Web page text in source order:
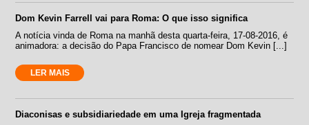
Dom Kevin Farrell vai para Roma: O que isso significa
A notícia vinda de Roma na manhã desta quarta-feira, 17-08-2016, é
animadora: a decisão do Papa Francisco de nomear Dom Kevin [...]
LER MAIS
Diaconisas e subsidiariedade em uma Igreja fragmentada